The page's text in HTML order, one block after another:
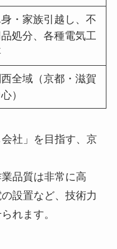
・家族引越し、不
処分、各種電気工
西全域（京都・滋賀
）
会社」を目指す、京
品質は非常に高
設置など、技術力
れます。